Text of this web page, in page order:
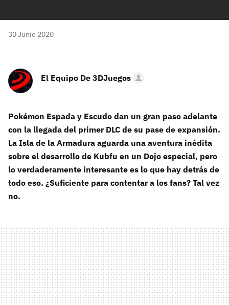
30 Junio 2020
El Equipo De 3DJuegos
Pokémon Espada y Escudo dan un gran paso adelante
con la llegada del primer DLC de su pase de expansión.
La Isla de la Armadura aguarda una aventura inédita
sobre el desarrollo de Kubfu en un Dojo especial, pero
lo verdaderamente interesante es lo que hay detrás de
todo eso. ¿Suficiente para contentar a los fans? Tal vez
no.